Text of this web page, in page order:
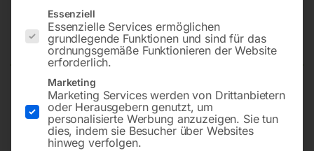
Rohrschleifmaschine RSM 114
Zum Schleifen von rundem und ellipsenförmigem
Material
Es folgt eine Liste der Service-Gruppen, für die eine
Essenziell
Essenzielle Services ermöglichen
grundlegende Funktionen und sind für das
ordnungsgemäße Funktionieren der Website
erforderlich.
Marketing
Marketing Services werden von Drittanbietern
oder Herausgebern genutzt, um
personalisierte Werbung anzuzeigen. Sie tun
dies, indem sie Besucher über Websites
hinweg verfolgen.